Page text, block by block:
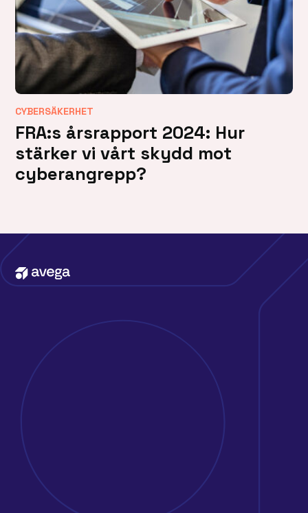
CYBERSÄKERHET
FRA:s årsrapport 2024: Hur
stärker vi vårt skydd mot
cyberangrepp?
Erbjudande
Att jobba på Avega
Kunder & case
Om oss
Nyheter